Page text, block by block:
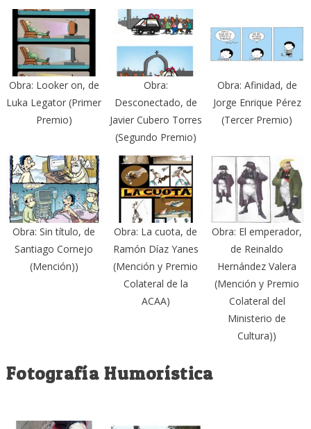
Obra: Looker on, de
Luka Legator (Primer
Premio)
Obra:
Desconectado, de
Javier Cubero Torres
(Segundo Premio)
Obra: Afinidad, de
Jorge Enrique Pérez
(Tercer Premio)
Obra: Sin título, de
Santiago Cornejo
(Mención))
Obra: La cuota, de
Ramón Díaz Yanes
(Mención y Premio
Colateral de la
ACAA)
Obra: El emperador,
de Reinaldo
Hernández Valera
(Mención y Premio
Colateral del
Ministerio de
Cultura))
Fotografía Humorística